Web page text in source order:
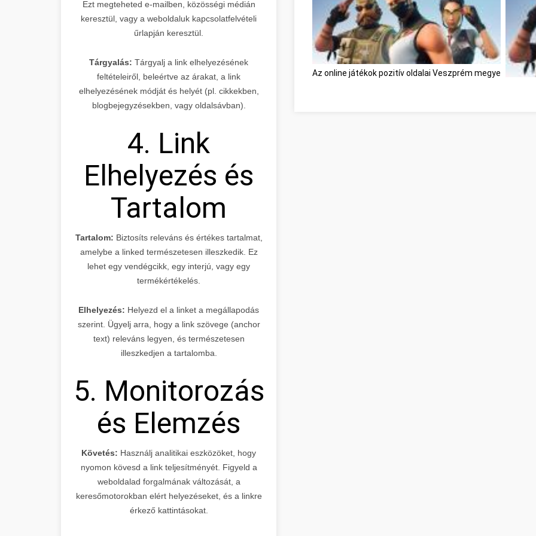
Ezt megteheted e-mailben, közösségi médián
keresztül, vagy a weboldaluk kapcsolatfelvételi
űrlapján keresztül.
Tárgyalás: Tárgyalj a link elhelyezésének
feltételeiről, beleértve az árakat, a link
elhelyezésének módját és helyét (pl. cikkekben,
blogbejegyzésekben, vagy oldalsávban).
4. Link
Elhelyezés és
Tartalom
Tartalom: Biztosíts releváns és értékes tartalmat,
amelybe a linked természetesen illeszkedik. Ez
lehet egy vendégcikk, egy interjú, vagy egy
termékértékelés.
Elhelyezés: Helyezd el a linket a megállapodás
szerint. Ügyelj arra, hogy a link szövege (anchor
text) releváns legyen, és természetesen
illeszkedjen a tartalomba.
5. Monitorozás
és Elemzés
Követés: Használj analitikai eszközöket, hogy
nyomon kövesd a link teljesítményét. Figyeld a
weboldalad forgalmának változását, a
keresőmotorokban elért helyezéseket, és a linkre
érkező kattintásokat.
Az online játékok pozitív oldalai Veszprém megye